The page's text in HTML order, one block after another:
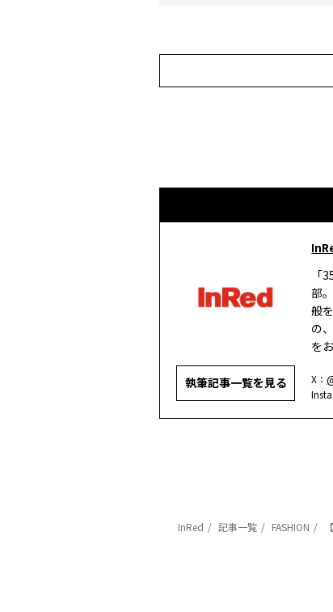
執筆記事一覧を見る
「
部
般
の
を
X：
InRed 記事一覧 FASHION